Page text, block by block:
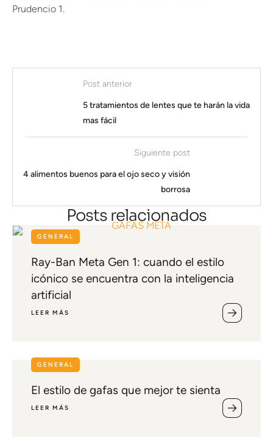
Prudencio 1.
Post anterior
5 tratamientos de lentes que te harán la vida
mas fácil
Siguiente post
4 alimentos buenos para el ojo seco y visión
borrosa
Posts relacionados
GENERAL
Ray-Ban Meta Gen 1: cuando el estilo
icónico se encuentra con la inteligencia
artificial
LEER MÁS
GENERAL
El estilo de gafas que mejor te sienta
LEER MÁS